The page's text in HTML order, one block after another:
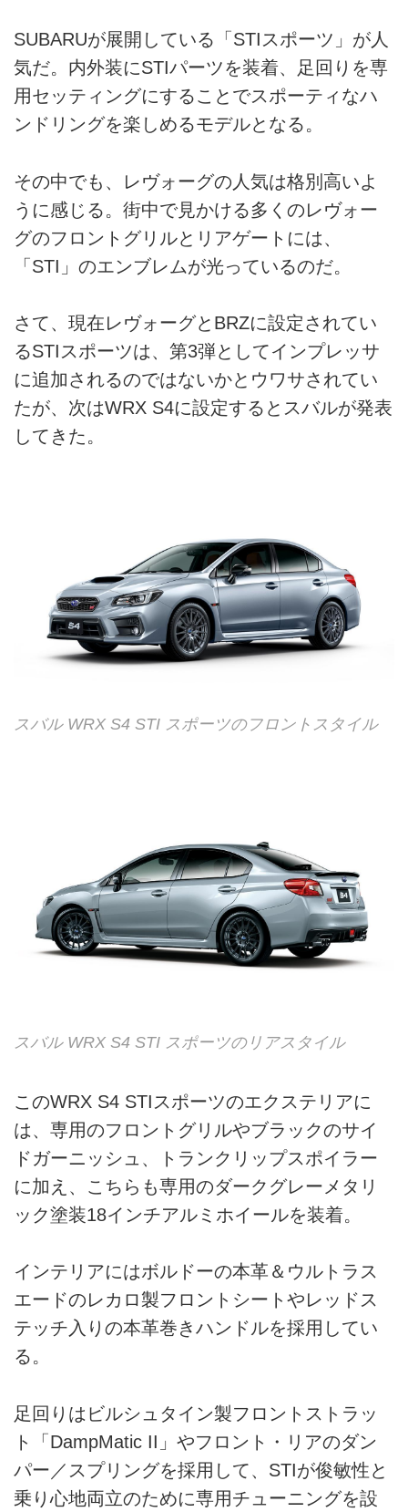
SUBARUが展開している「STIスポーツ」が人
気だ。内外装にSTIパーツを装着、足回りを専
用セッティングにすることでスポーティなハ
ンドリングを楽しめるモデルとなる。
その中でも、レヴォーグの人気は格別高いよ
うに感じる。街中で見かける多くのレヴォー
グのフロントグリルとリアゲートには、
「STI」のエンブレムが光っているのだ。
さて、現在レヴォーグとBRZに設定されてい
るSTIスポーツは、第3弾としてインプレッサ
に追加されるのではないかとウワサされてい
たが、次はWRX S4に設定するとスバルが発表
してきた。
スバル WRX S4 STI スポーツのフロントスタイル
スバル WRX S4 STI スポーツのリアスタイル
このWRX S4 STIスポーツのエクステリアに
は、専用のフロントグリルやブラックのサイ
ドガーニッシュ、トランクリップスポイラー
に加え、こちらも専用のダークグレーメタリ
ック塗装18インチアルミホイールを装着。
インテリアにはボルドーの本革＆ウルトラス
エードのレカロ製フロントシートやレッドス
テッチ入りの本革巻きハンドルを採用してい
る。
足回りはビルシュタイン製フロントストラッ
ト「DampMatic II」やフロント・リアのダン
パー／スプリングを採用して、STIが俊敏性と
乗り心地両立のために専用チューニングを設